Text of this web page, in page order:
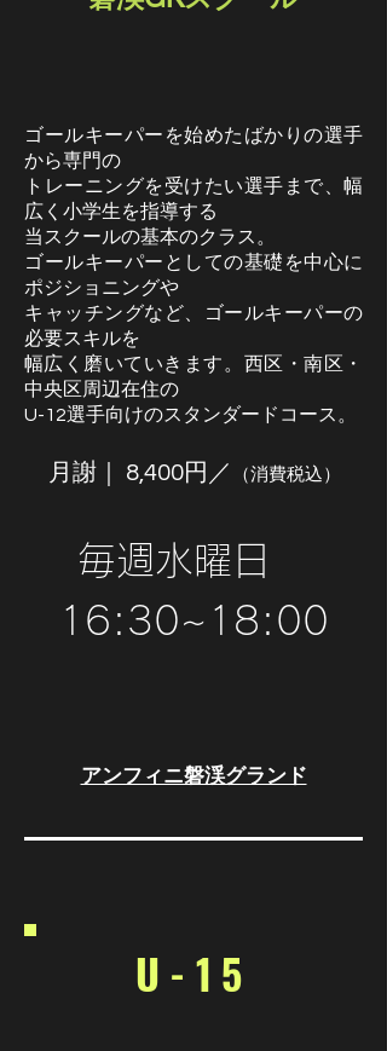
ゴールキーパーを始めたばかりの選手
から専門の
トレーニングを受けたい選手まで、幅
広く小学生を指導する
当スクールの基本のクラス。
ゴールキーパーとしての基礎を中心に
ポジショニングや
キャッチングなど、ゴールキーパーの
必要スキルを
幅広く磨いていきます。
​西区・南区・
中央区周辺在住の
U-12選手向けのスタンダードコース。
月謝｜ 8,400円／ （消費税込）
​ 毎週水曜日
16:30~18:00
アンフィニ磐渓グランド
U-15